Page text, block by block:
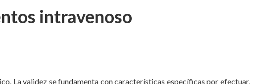
intravenoso
La validez se fundamenta con características específicas por efectuar,